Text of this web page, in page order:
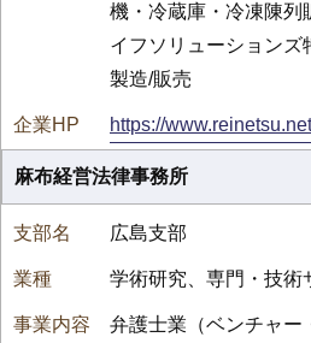
機・冷蔵庫・冷凍陳列
イフソリューションズ
製造/販売
https://
麻布経営法律事務所
広島支部
学術研究、専門・技術
弁護士業（ベンチャー